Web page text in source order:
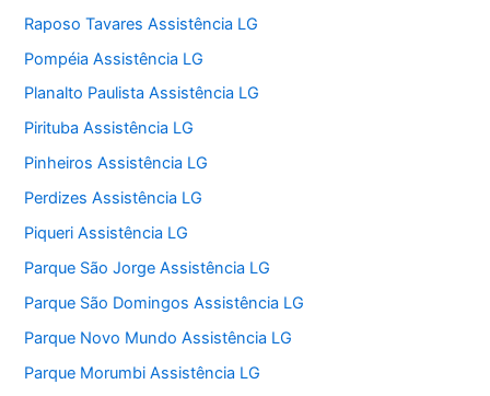
Raposo Tavares Assistência LG
Pompéia Assistência LG
Planalto Paulista Assistência LG
Pirituba Assistência LG
Pinheiros Assistência LG
Perdizes Assistência LG
Piqueri Assistência LG
Parque São Jorge Assistência LG
Parque São Domingos Assistência LG
Parque Novo Mundo Assistência LG
Parque Morumbi Assistência LG